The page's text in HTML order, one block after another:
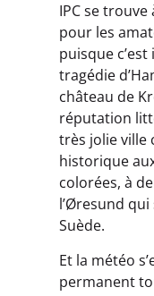
IPC se trouve
pour les
puisque
tragédie
château de
réputation
très jolie ville
historique
colorées, à
l’Øresund
Suède.
Et la météo
permanent